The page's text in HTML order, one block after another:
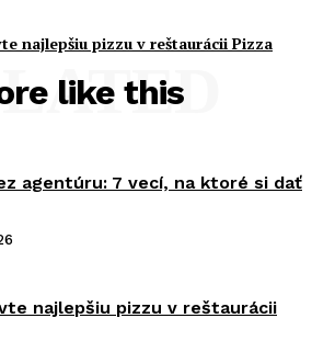
najlepšiu pizzu v reštaurácii Pizza
like this
agentúru: 7 vecí, na ktoré si dať
najlepšiu pizzu v reštaurácii